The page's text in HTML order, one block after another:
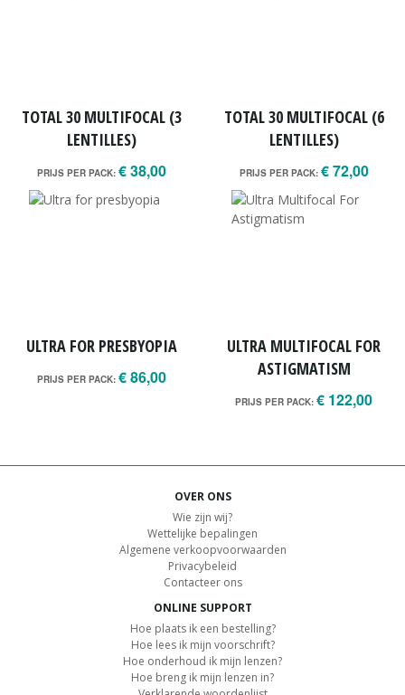
TOTAL 30 MULTIFOCAL (3
LENTILLES)
PRIJS PER PACK: € 38,00
TOTAL 30 MULTIFOCAL (6
LENTILLES)
PRIJS PER PACK: € 72,00
ULTRA FOR PRESBYOPIA
PRIJS PER PACK: € 86,00
ULTRA MULTIFOCAL FOR
ASTIGMATISM
PRIJS PER PACK: € 122,00
OVER ONS
Wie zijn wij?
Wettelijke bepalingen
Algemene verkoopvoorwaarden
Privacybeleid
Contacteer ons
ONLINE SUPPORT
Hoe plaats ik een bestelling?
Hoe lees ik mijn voorschrift?
Hoe onderhoud ik mijn lenzen?
Hoe breng ik mijn lenzen in?